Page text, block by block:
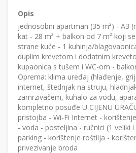
Opis
jednosobni apartman (35 m²) - A3
kat - 28 m² + balkon od 7 m² koji
strane kuće - 1 kuhinja/
duplim krevetom i dodatnim
kupaonica s tušem i WC-om -
Oprema: klima uređaj (hlađenje,
internet, štednjak na struju,
zamrzivačem, kuhalo za vodu,
kompletno posuđe U CIJENU
pristojba - Wi-Fi Internet -
- voda - posteljina - ručnici (1 veliki
parking - korištenje roštilja -
privezivanje broda